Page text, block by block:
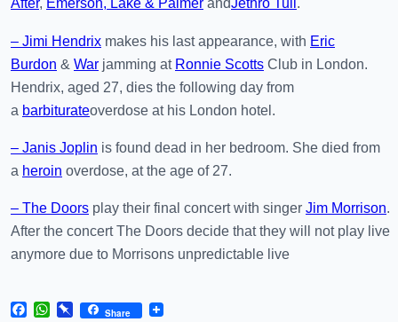
After, Emerson, Lake & Palmer andJethro Tull .
– Jimi Hendrix makes his last appearance, with Eric
Burdon & War jamming at Ronnie Scotts Club in London.
Hendrix, aged 27, dies the following day from
a barbiturateoverdose at his London hotel.
– Janis Joplin is found dead in her bedroom. She died from
a heroin overdose, at the age of 27.
– The Doors play their final concert with singer Jim Morrison.
After the concert The Doors decide that they will not play live
anymore due to Morrisons unpredictable live
Facebook
WhatsApp
Pinboard
Share